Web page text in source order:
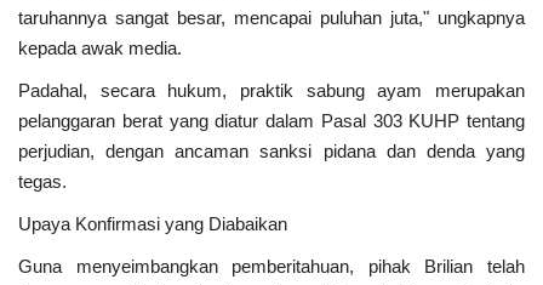
taruhannya sangat besar, mencapai puluhan juta," ungkapnya
kepada awak media.
Padahal, secara hukum, praktik sabung ayam merupakan
pelanggaran berat yang diatur dalam Pasal 303 KUHP tentang
perjudian, dengan ancaman sanksi pidana dan denda yang
tegas.
Upaya Konfirmasi yang Diabaikan
Guna menyeimbangkan pemberitahuan, pihak Brilian telah